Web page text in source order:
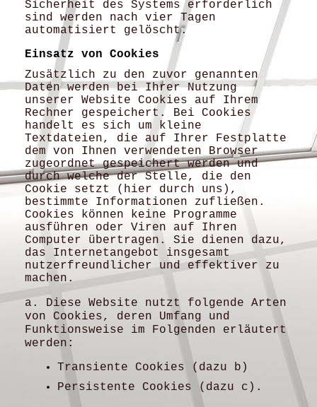
Sicherheit des Systems erforderlich
sind werden nach vier Tagen
automatisiert gelöscht.
Einsatz von Cookies
Zusätzlich zu den zuvor genannten
Daten werden bei Ihrer Nutzung
unserer Website Cookies auf Ihrem
Rechner gespeichert. Bei Cookies
handelt es sich um kleine
Textdateien, die auf Ihrer Festplatte
dem von Ihnen verwendeten Browser
zugeordnet gespeichert werden und
durch welche der Stelle, die den
Cookie setzt (hier durch uns),
bestimmte Informationen zufließen.
Cookies können keine Programme
ausführen oder Viren auf Ihren
Computer übertragen. Sie dienen dazu,
das Internetangebot insgesamt
nutzerfreundlicher und effektiver zu
machen.
a. Diese Website nutzt folgende Arten
von Cookies, deren Umfang und
Funktionsweise im Folgenden erläutert
werden:
Transiente Cookies (dazu b)
Persistente Cookies (dazu c).